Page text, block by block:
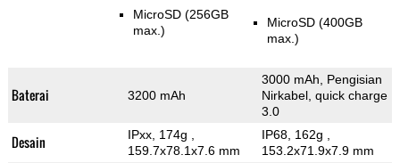
MicroSD (256GB
max.)
MicroSD (400GB
max.)
Baterai 3200 mAh
3000 mAh, Pengisian
Nirkabel, quick charge
3.0
Desain IPxx, 174g
159.7x78.1x7.6 mm
IP68, 162g
153.2x71.9x7.9 mm